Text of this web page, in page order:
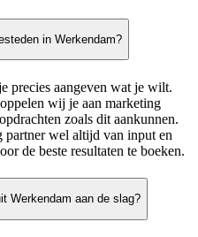
in Werkendam?
precies aangeven wat je wilt.
wij je aan marketing
zoals dit aankunnen.
partner wel altijd van input en
de beste resultaten te boeken.
Werkendam aan de slag?